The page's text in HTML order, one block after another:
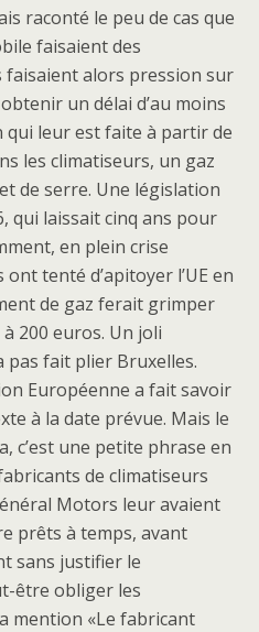
raconté le peu de cas que
faisaient des
faisaient alors pression sur
un délai d’au moins
qui leur est faite à partir de
les climatiseurs, un gaz
de serre. Une législation
qui laissait cinq ans pour
en plein crise
tenté d’apitoyer l’UE en
de gaz ferait grimper
200 euros. Un joli
pas fait plier Bruxelles.
Européenne a fait savoir
à la date prévue. Mais le
c’est une petite phrase en
de climatiseurs
Motors leur avaient
prêts à temps, avant
sans justifier le
être obliger les
mention «Le fabricant